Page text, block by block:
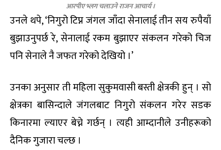
आरपीए भ्लग चलाउने राजन आचार्य ।
उनले थपे, ‘निगुरो टिप्न जंगल जाँदा सेनालाई तीन सय रुपैयाँ
बुझाउनुपर्छ रे, सेनालाई रकम बुझाएर संकलन गरेको चिज
पनि सेनाले नै जफत गरेको देखियो ।’
उनका अनुसार ती महिला सुकुमवासी बस्ती क्षेत्रकी हुन् । सो
क्षेत्रका बासिन्दाले जंगलबाट निगुरो संकलन गरेर सडक
किनारमा ल्याएर बेच्ने गर्छन् । त्यही आम्दानीले उनीहरूको
दैनिक गुजारा चल्छ ।